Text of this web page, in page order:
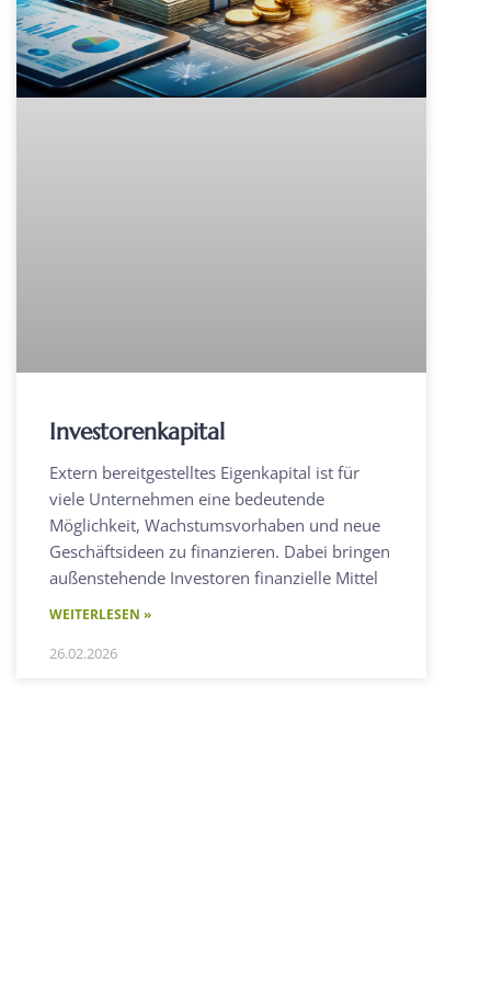
Investorenkapital
Extern bereitgestelltes Eigenkapital ist für
viele Unternehmen eine bedeutende
Möglichkeit, Wachstumsvorhaben und neue
Geschäftsideen zu finanzieren. Dabei bringen
außenstehende Investoren finanzielle Mittel
WEITERLESEN »
26.02.2026